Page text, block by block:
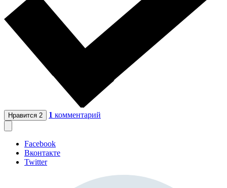
Нравится 2 1 комментарий
Facebook
Вконтакте
Twitter